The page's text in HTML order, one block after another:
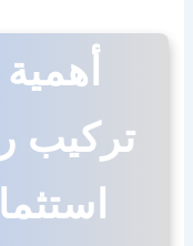
تركيب